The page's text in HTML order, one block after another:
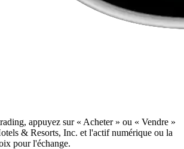
appuyez sur « Acheter » ou « Vendre »
& Resorts, Inc. et l'actif numérique ou la
pour l'échange.